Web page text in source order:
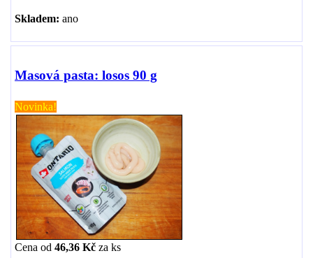
Skladem: ano
Masová pasta: losos 90 g
Novinka!
Cena od 46,36 Kč za ks